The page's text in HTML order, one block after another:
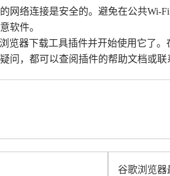
网络连接是安全的。避免在公共
软件。
览器下载工具插件并开始使用它了
，都可以查阅插件的帮助文档或联
谷歌浏览器